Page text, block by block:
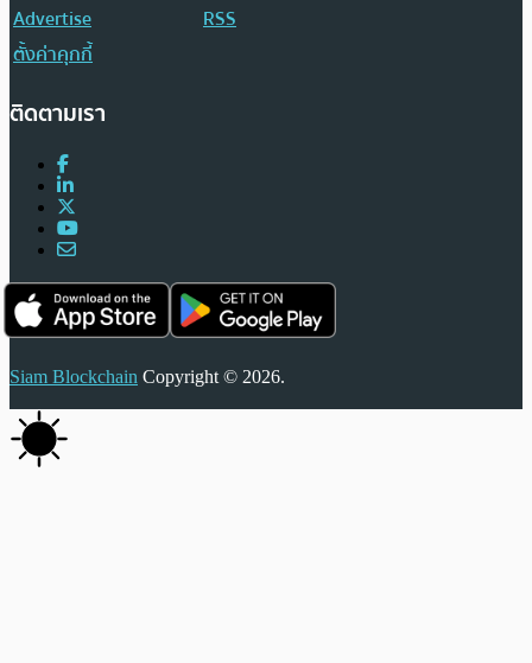
Advertise
RSS
ตั้งค่าคุกกี้
ติดตามเรา
Siam Blockchain Copyright © 2026.